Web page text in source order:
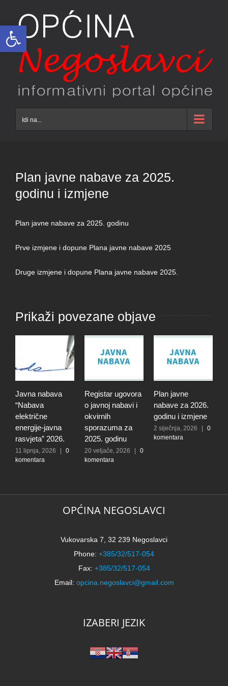
Open toolbar
content
Idi na...
Plan javne nabave za 2025.
godinu i izmjene
Plan javne nabave za 2025. godinu
Prve izmjene i dopune Plana javne nabave 2025
Druge izmjene i dopune Plana javne nabave 2025.
Prikaži povezane objave
Javna nabava
“Nabava
električne
energije-javna
rasvjeta” 2026.
11 lipnja, 2026
0
komentara
Registar ugovora
o javnoj nabavi i
okvirnih
sporazuma za
2025. godinu
20 veljače, 2026
0
komentara
Plan javne
nabave za 2026.
godinu i izmjene
2 siječnja, 2026
0
komentara
OPĆINA NEGOSLAVCI
Vukovarska 7, 32 239 Negoslavci
Phone: +385/32/517-054
Fax: +385/32/517-054
Email: opcina.negoslavci@gmail.com
IZABERI JEZIK